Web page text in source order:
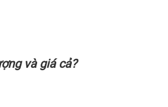
và giá cả?